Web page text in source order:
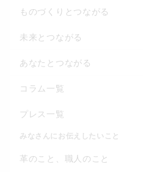
ものづくりとつながる
未来とつながる
あなたとつながる
コラム一覧
プレス一覧
みなさんにお伝えしたいこと
革のこと、職人のこと